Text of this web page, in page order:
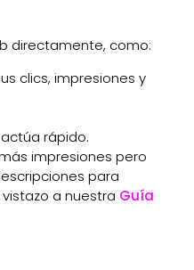
directamente, como:
clics, impresiones y
rápido.
impresiones pero
para
a nuestra Guía